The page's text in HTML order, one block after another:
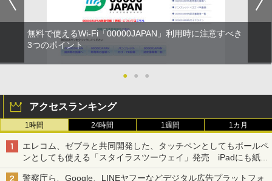
無料で使えるWi-Fi「00000JAPAN」利用時に注意すべき
3つのポイント
● ● ●
アクセスランキング
1時間 24時間 1週間 1カ月
エレコム、ゼブラと共同開発した、タッチペンとしてもボールペ
ンとしても使える「スタイラスツーウェイ」発売 iPadにも紙に
も、持ち替えずに書き込める
警察庁ら、Google、LINEヤフーなどデジタル広告プラットフォ